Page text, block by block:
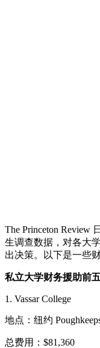
The Princeton Review
生调查数据，对各大
出决策。以下是一些
私立大学财务援助前
1. Vassar College
地点：纽约
总费用：$81,360